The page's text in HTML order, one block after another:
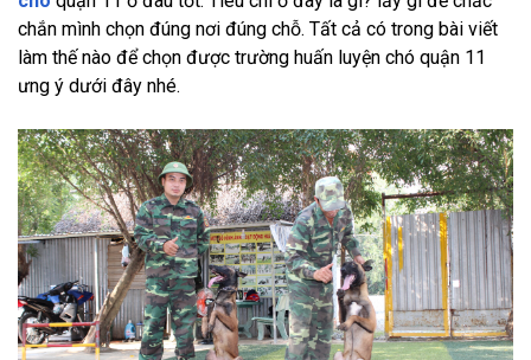
chắn mình chọn đúng nơi đúng chỗ. Tất cả có trong bài viết
làm thế nào để chọn được trường huấn luyện chó quận 11
ưng ý dưới đây nhé.